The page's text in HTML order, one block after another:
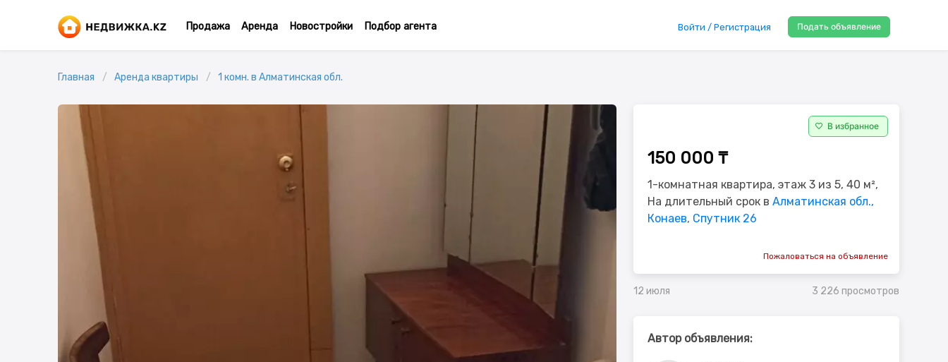
Продажа Аренда Новостройки Подбор агента Войти / Регистрация Подать объявление
Главная Аренда квартиры 1 комн. в Алматинская обл.
В избранное
150 000 ₸
1-комнатная квартира, этаж 3 из 5, 40 м²,
На длительный срок в Алматинская обл.,
Конаев, Спутник 26
Пожаловаться на объявление
12 июля 3 226 просмотров
Автор объявления: